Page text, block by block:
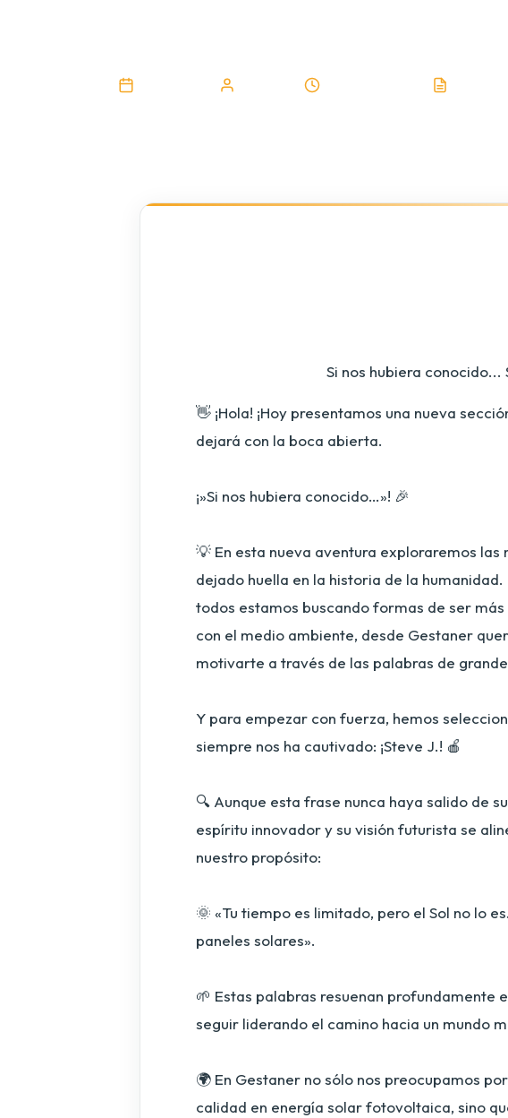
Si nos hubiera conocido...
👋 ¡Hola! ¡Hoy presentamos una nueva
dejará con la boca abierta.
¡»Si nos hubiera conocido…»! 🎉
💡 En esta nueva aventura exploraremos las
dejado huella en la historia de la humanidad.
todos estamos buscando formas de ser
con el medio ambiente, desde Gestaner
motivarte a través de las palabras de
Y para empezar con fuerza, hemos
siempre nos ha cautivado: ¡Steve J.! 🍎
🔍 Aunque esta frase nunca haya salido de
espíritu innovador y su visión futurista se
nuestro propósito:
🌞 «Tu tiempo es limitado, pero el Sol no lo
paneles solares».
🌱 Estas palabras resuenan profundamente
seguir liderando el camino hacia un mundo
🌍 En Gestaner no sólo nos preocupamos
calidad en energía solar fotovoltaica, sino